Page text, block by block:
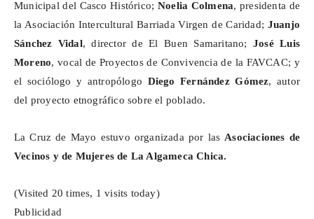
Municipal del Casco Histórico; Noelia Colmena, presidenta de
la Asociación Intercultural Barriada Virgen de Caridad; Juanjo
Sánchez Vidal, director de El Buen Samaritano; José Luis
Moreno, vocal de Proyectos de Convivencia de la FAVCAC; y
el sociólogo y antropólogo Diego Fernández Gómez, autor
del proyecto etnográfico sobre el poblado.
La Cruz de Mayo estuvo organizada por las Asociaciones de
Vecinos y de Mujeres de La Algameca Chica.
(Visited 20 times, 1 visits today)
Publicidad